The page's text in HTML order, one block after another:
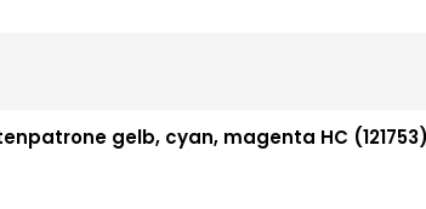
gelb, cyan, magenta HC (121753)